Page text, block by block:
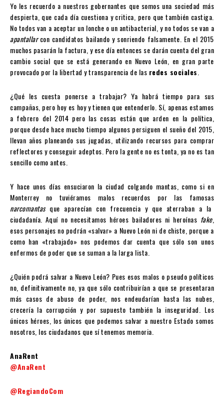
Yo les recuerdo a nuestros gobernantes que somos una sociedad más
despierta, que cada día cuestiona y critica, pero que también castiga.
No todos van a aceptar un lonche o un antibacterial, y no todos se van a
apantallarcon candidatos bailando y sonriendo falsamente. En el 2015
muchos pasarán la factura, y ese día entonces se darán cuenta del gran
cambio social que se está generando en Nuevo León, en gran parte
provocado por la libertad y transparencia de las redes sociales
¿Qué les cuesta ponerse a trabajar? Ya habrá tiempo para sus
campañas, pero hoy es hoy y tienen que entenderlo. Sí, apenas estamos
a febrero del 2014 pero las cosas están que arden en la política,
porque desde hace mucho tiempo algunos persiguen el sueño del 2015,
llevan años planeando sus jugadas, utilizando recursos para comprar
reflectores y conseguir adeptos. Pero la gente no es tonta, ya no es tan
sencillo como antes.
Y hace unos días ensuciaron la ciudad colgando mantas, como si en
Monterrey no tuviéramos malos recuerdos por las famosas
narcomantasque aparecían con frecuencia y que aterraban a la
ciudadanía. Aquí no necesitamos héroes bailadores ni heroínas fake,
esos personajes no podrán «salvar» a Nuevo León ni de chiste, porque a
como han «trabajado» nos podemos dar cuenta que sólo son unos
enfermos de poder que se suman a la larga lista.
¿Quién podrá salvar a Nuevo León? Pues esos malos o pseudo políticos
no, definitivamente no, ya que sólo contribuirían a que se presentaran
más casos de abuso de poder, nos endeudarían hasta las nubes,
crecería la corrupción y por supuesto también la inseguridad. Los
únicos héroes, los únicos que podemos salvar a nuestro Estado somos
nosotros, los ciudadanos que sí tenemos memoria.
AnaRent
@AnaRent
@RegiandoCom